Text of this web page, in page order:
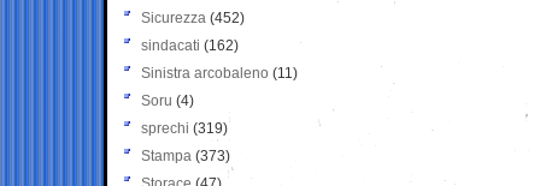
Sicurezza (452)
sindacati (162)
Sinistra arcobaleno (11)
Soru (4)
sprechi (319)
Stampa (373)